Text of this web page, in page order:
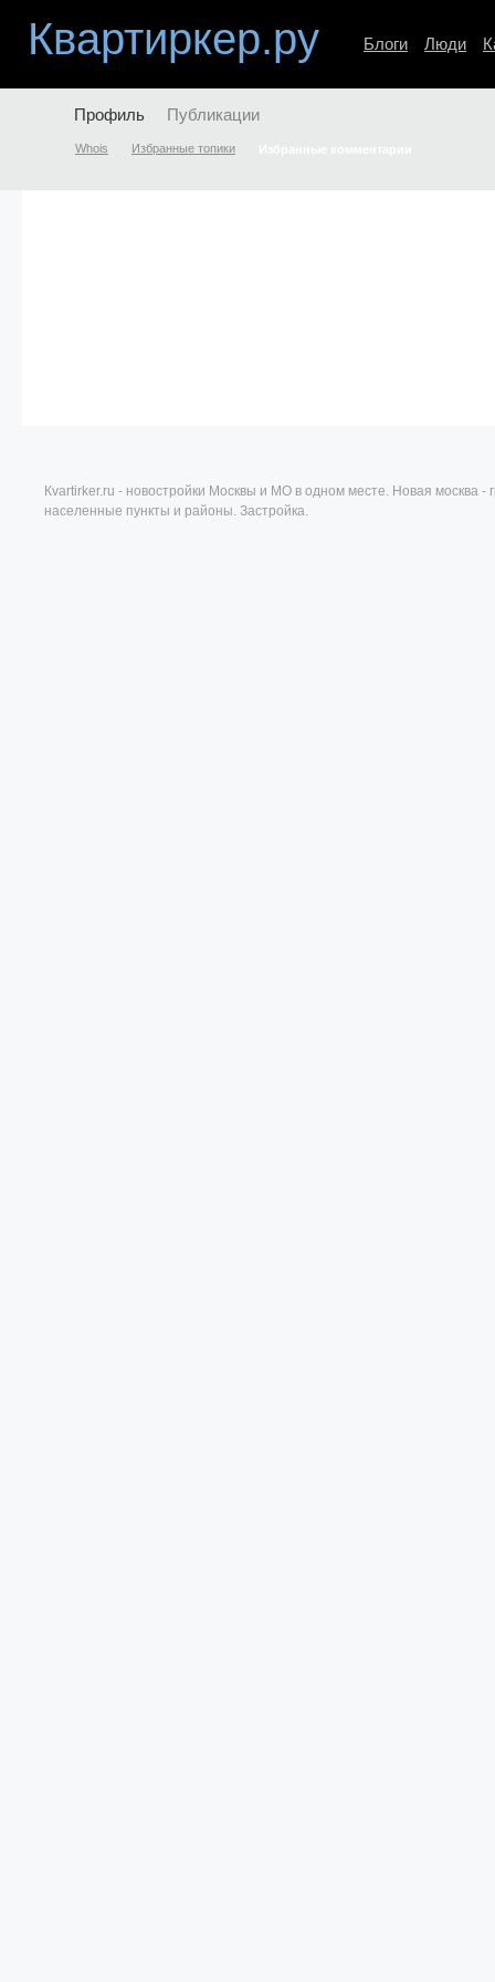
Квартиркер.ру Блоги Люди
Профиль
Whois Избранные топики
Публикации
Кvartirker.ru - новостройки Москвы и МО в одном месте. Новая москва
населенные пункты и районы. Застройка.